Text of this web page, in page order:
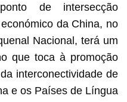
de intersecção
da China, no
Nacional, terá um
que toca à promoção
interconectividade de
e os Países de Língua